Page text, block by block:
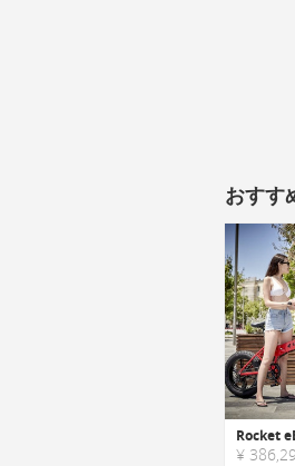
おすす
¥